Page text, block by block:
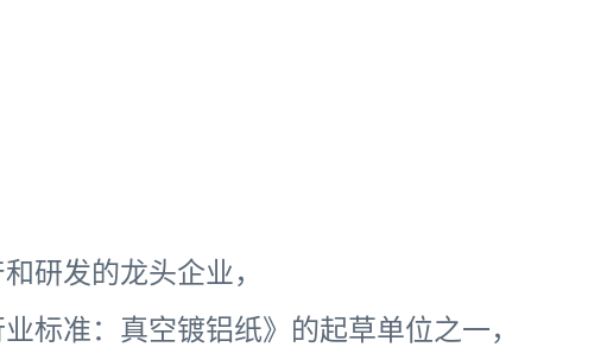
研发的龙头企业，
标准：真空镀铝纸》的起草单位之一，